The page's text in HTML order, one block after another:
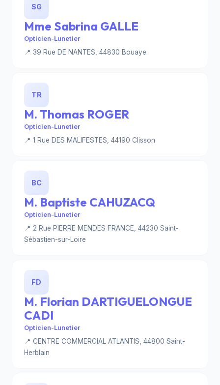
SG
Mme Sabrina GALLE
Opticien-Lunetier
📍 39 Rue DE NANTES, 44830 Bouaye
TR
M. Thomas ROGER
Opticien-Lunetier
📍 1 Rue DES MALIFESTES, 44190 Clisson
BC
M. Baptiste CAHUZACQ
Opticien-Lunetier
📍 2 Rue PIERRE MENDES FRANCE, 44230 Saint-
Sébastien-sur-Loire
FD
M. Florian DARTIGUELONGUE
CADI
Opticien-Lunetier
📍 CENTRE COMMERCIAL ATLANTIS, 44800 Saint-
Herblain